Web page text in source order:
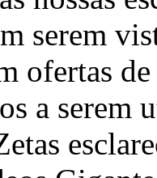
serem
ofertas
a serem